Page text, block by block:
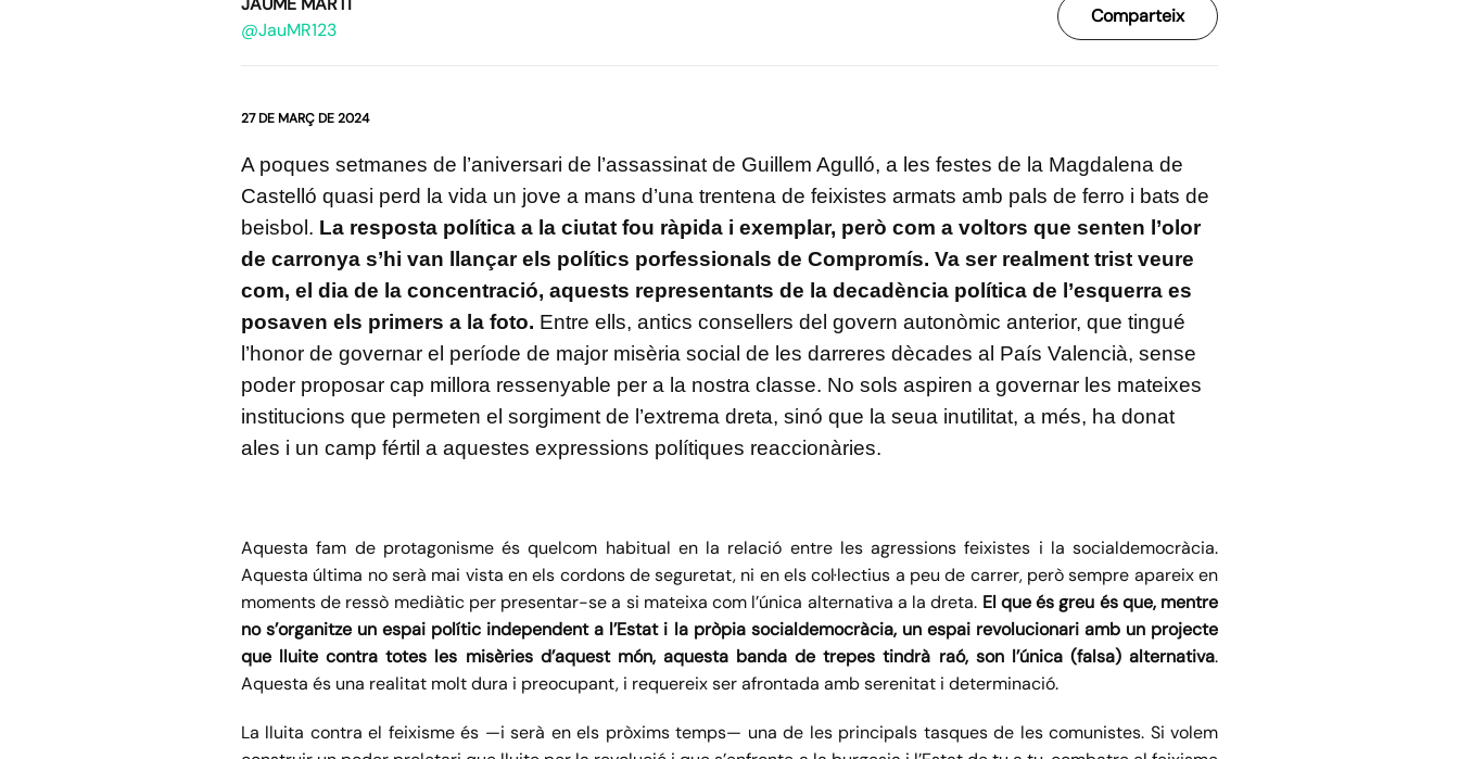
@JauMR123
Comparteix
27 DE MARÇ DE 2024
A poques setmanes de l’aniversari de l’assassinat de Guillem Agulló, a les festes de la Magdalena de
Castelló quasi perd la vida un jove a mans d’una trentena de feixistes armats amb pals de ferro i bats de
beisbol. La resposta política a la ciutat fou ràpida i exemplar, però com a voltors que senten l’olor
de carronya s’hi van llançar els polítics porfessionals de Compromís. Va ser realment trist veure
com, el dia de la concentració, aquests representants de la decadència política de l’esquerra es
posaven els primers a la foto. Entre ells, antics consellers del govern autonòmic anterior, que tingué
l’honor de governar el període de major misèria social de les darreres dècades al País Valencià, sense
poder proposar cap millora ressenyable per a la nostra classe. No sols aspiren a governar les mateixes
institucions que permeten el sorgiment de l’extrema dreta, sinó que la seua inutilitat, a més, ha donat
ales i un camp fértil a aquestes expressions polítiques reaccionàries.
Aquesta fam de protagonisme és quelcom habitual en la relació entre les agressions feixistes i la socialdemocràcia.
Aquesta última no serà mai vista en els cordons de seguretat, ni en els col·lectius a peu de carrer, però sempre apareix en
moments de ressò mediàtic per presentar-se a si mateixa com l’única alternativa a la dreta. El que és greu és que, mentre
no s’organitze un espai polític independent a l’Estat i la pròpia socialdemocràcia, un espai revolucionari amb un projecte
que lluite contra totes les misèries d’aquest món, aquesta banda de trepes tindrà raó, son l’única (falsa) alternativa.
Aquesta és una realitat molt dura i preocupant, i requereix ser afrontada amb serenitat i determinació.
La lluita contra el feixisme és —i serà en els pròxims temps— una de les principals tasques de les comunistes. Si volem